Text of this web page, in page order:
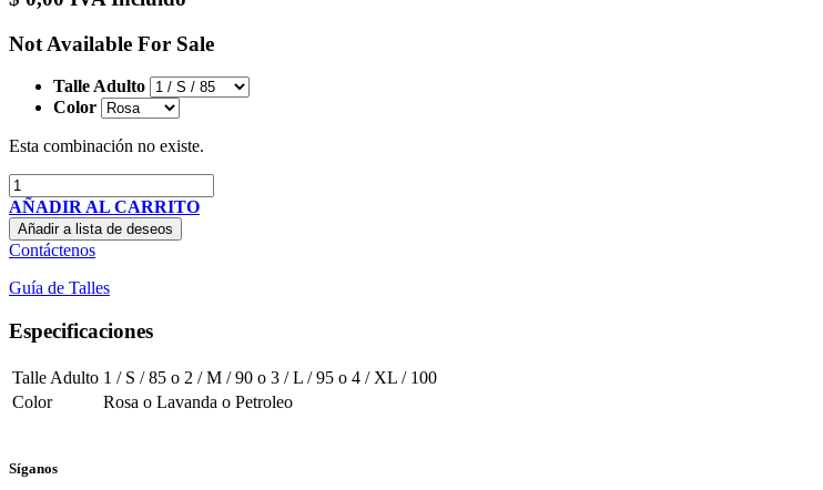
Not Available For Sale
Talle Adulto
Color
Esta combinación no existe.
AÑADIR AL CARRITO
Añadir a lista de deseos
Contáctenos
Guía de Talles
Especificaciones
Talle Adulto 1 / S / 85 o 2 / M / 90 o 3 / L / 95 o 4 / XL / 100
Color
Rosa o Lavanda o Petroleo
Síganos